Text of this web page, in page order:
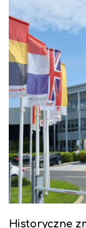
Historyczne